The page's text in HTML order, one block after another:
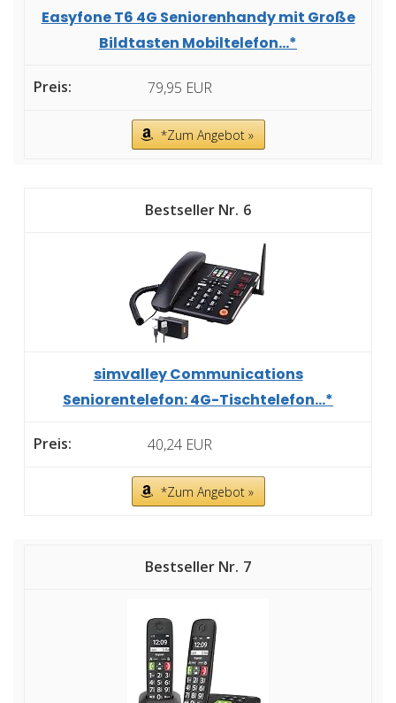
Easyfone T6 4G Seniorenhandy mit Große
Bildtasten Mobiltelefon...*
79,95 EUR
*Zum Angebot »
6
simvalley Communications
Seniorentelefon: 4G-Tischtelefon...*
40,24 EUR
*Zum Angebot »
7